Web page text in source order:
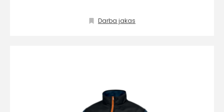
Darba jakas